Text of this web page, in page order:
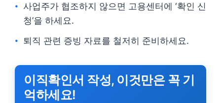
사업주가 협조하지 않으면 고용센터에 ‘확인 신
청’을 하세요.
퇴직 관련 증빙 자료를 철저히 준비하세요.
이직확인서 작성, 이것만은 꼭 기
억하세요!